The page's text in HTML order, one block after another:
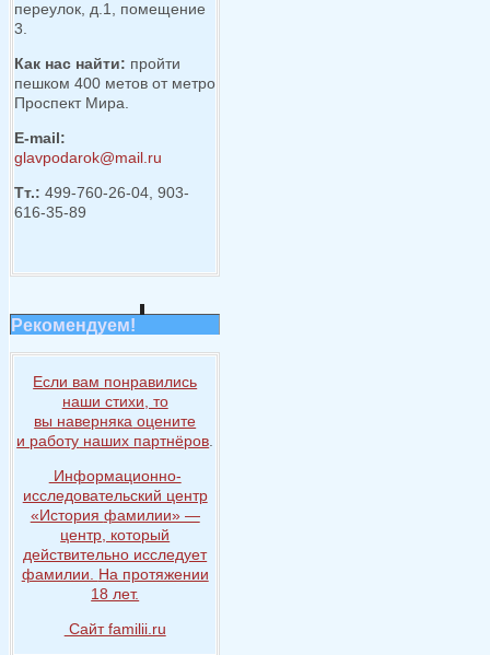
переулок, д.1, помещение
3.
Как нас найти: пройти
пешком 400 метов от метро
Проспект Мира.
E-mail:
glavpodarok@mail.ru
Тт.: 499-760-26-04, 903-
616-35-89
Рекомендуем!
Если вам понравились
наши стихи, то
вы наверняка оцените
и работу наших партнёров.
Информационно-
исследовательский центр
«История фамилии» —
центр, который
действительно исследует
фамилии. На протяжении
18 лет.
Сайт familii.ru